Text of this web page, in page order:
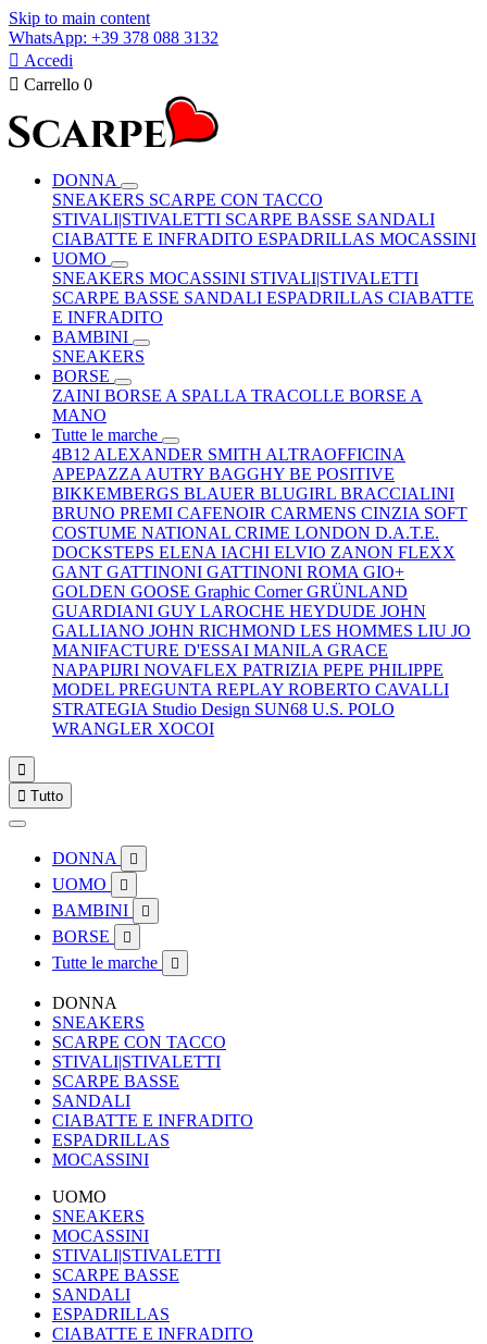
Skip to main content
WhatsApp: +39 378 088 3132
 Accedi
 Carrello 0
DONNA
SNEAKERS SCARPE CON TACCO
STIVALI|STIVALETTI SCARPE BASSE SANDALI
CIABATTE E INFRADITO ESPADRILLAS MOCASSINI
UOMO
SNEAKERS MOCASSINI STIVALI|STIVALETTI
SCARPE BASSE SANDALI ESPADRILLAS CIABATTE
E INFRADITO
BAMBINI
SNEAKERS
BORSE
ZAINI BORSE A SPALLA TRACOLLE BORSE A
MANO
Tutte le marche
4B12 ALEXANDER SMITH ALTRAOFFICINA
APEPAZZA AUTRY BAGGHY BE POSITIVE
BIKKEMBERGS BLAUER BLUGIRL BRACCIALINI
BRUNO PREMI CAFENOIR CARMENS CINZIA SOFT
COSTUME NATIONAL CRIME LONDON D.A.T.E.
DOCKSTEPS ELENA IACHI ELVIO ZANON FLEXX
GANT GATTINONI GATTINONI ROMA GIO+
GOLDEN GOOSE Graphic CornerGRÜNLAND
GUARDIANI GUY LAROCHE HEYDUDE JOHN
GALLIANO JOHN RICHMOND LES HOMMES LIU JO
MANIFACTURE D'ESSAI MANILA GRACE
NAPAPIJRI NOVAFLEX PATRIZIA PEPE PHILIPPE
MODEL PREGUNTA REPLAY ROBERTO CAVALLI
STRATEGIA Studio Design SUN68 U.S. POLO
WRANGLER XOCOI

 Tutto
DONNA 
UOMO 
BAMBINI 
BORSE 
Tutte le marche 
DONNA
SNEAKERS
SCARPE CON TACCO
STIVALI|STIVALETTI
SCARPE BASSE
SANDALI
CIABATTE E INFRADITO
ESPADRILLAS
MOCASSINI
UOMO
SNEAKERS
MOCASSINI
STIVALI|STIVALETTI
SCARPE BASSE
SANDALI
ESPADRILLAS
CIABATTE E INFRADITO